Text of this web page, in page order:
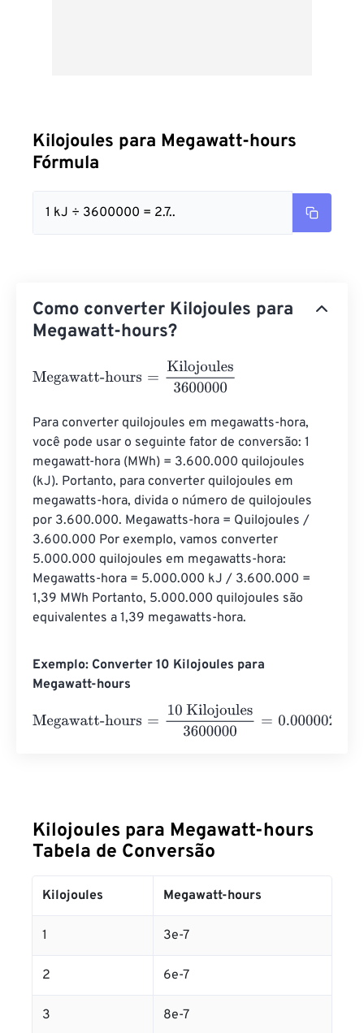
Kilojoules para Megawatt-hours
Fórmula
1 kJ ÷ 3600000 = 2.7..
Como converter Kilojoules para
Megawatt-hours?
Megawatt-hours Kilojoules3600000
Para converter quilojoules em megawatts-hora,
você pode usar o seguinte fator de conversão: 1
megawatt-hora (MWh) = 3.600.000 quilojoules
(kJ). Portanto, para converter quilojoules em
megawatts-hora, divida o número de quilojoules
por 3.600.000. Megawatts-hora = Quilojoules /
3.600.000 Por exemplo, vamos converter
5.000.000 quilojoules em megawatts-hora:
Megawatts-hora = 5.000.000 kJ / 3.600.000 =
1,39 MWh Portanto, 5.000.000 quilojoules são
equivalentes a 1,39 megawatts-hora.
Exemplo: Converter 10 Kilojoules para
Megawatt-hours
Megawatt-hours
10 Kilojoules3600000 0.0000028
Kilojoules para Megawatt-hours
Tabela de Conversão
Kilojoules Megawatt-hours
1 3e-7
2 6e-7
3 8e-7